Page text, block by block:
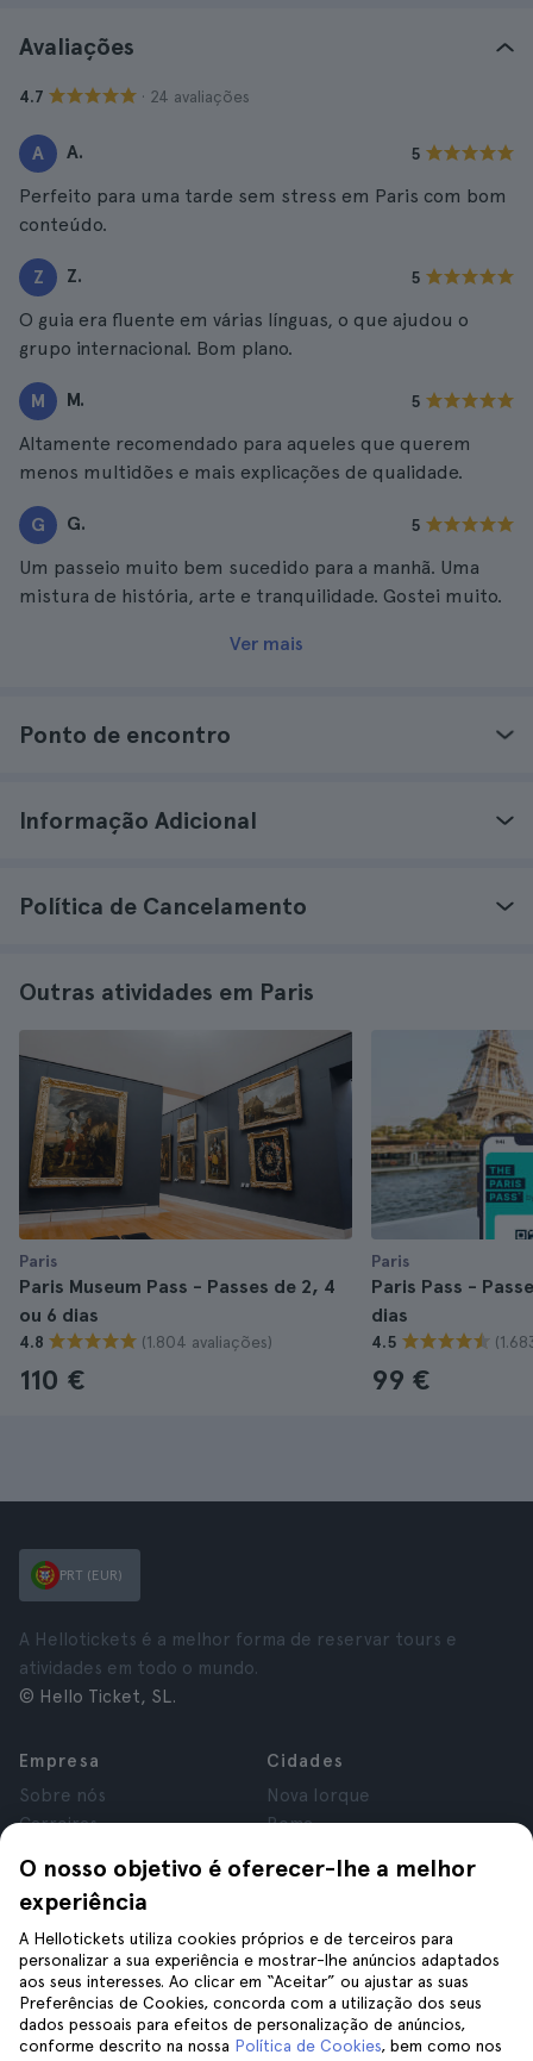
Avaliações
4.7 · 24 avaliações
A A. 5
Perfeito para uma tarde sem stress em Paris com bom
conteúdo.
Z Z. 5
O guia era fluente em várias línguas, o que ajudou o
grupo internacional. Bom plano.
M M. 5
Altamente recomendado para aqueles que querem
menos multidões e mais explicações de qualidade.
G G. 5
Um passeio muito bem sucedido para a manhã. Uma
mistura de história, arte e tranquilidade. Gostei muito.
Ver mais
Ponto de encontro
Informação Adicional
Política de Cancelamento
Outras atividades em Paris
Paris
Paris Museum Pass - Passes de 2, 4
ou 6 dias
4.8 (1.804 avaliações)
110 €
Paris
Paris Pass -
dias
4.5
99 €
O nosso objetivo é oferecer-lhe a melhor
experiência
A Hellotickets utiliza cookies próprios e de terceiros para
personalizar a sua experiência e mostrar-lhe anúncios adaptados
aos seus interesses. Ao clicar em “Aceitar” ou ajustar as suas
Preferências de Cookies, concorda com a utilização dos seus
dados pessoais para efeitos de personalização de anúncios,
conforme descrito na nossa Política de Cookies, bem como nos
PRT (EUR)
A Hellotickets é a melhor forma de reservar tours e
atividades em todo o mundo.
© Hello Ticket, SL.
Empresa
Sobre nós
Carreiras
Avaliações
Privacidade
Termos e Condições
Aviso Legal
Cookies
Cidades
Nova Iorque
Roma
Londres
Cracóvia
Tenerife